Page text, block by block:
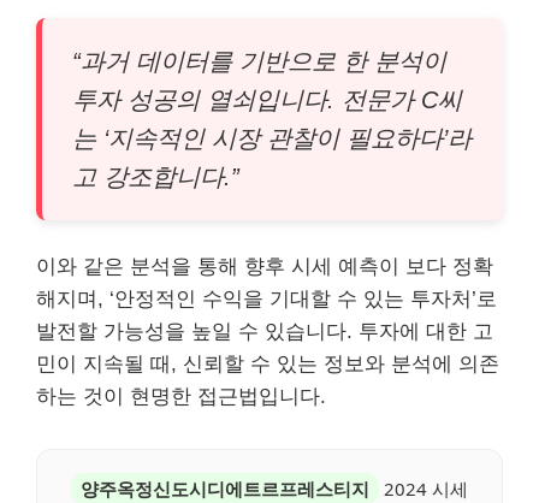
“과거 데이터를 기반으로 한 분석이
투자 성공의 열쇠입니다. 전문가 C씨
는 ‘지속적인 시장 관찰이 필요하다’라
고 강조합니다.”
이와 같은 분석을 통해 향후 시세 예측이 보다 정확
해지며, ‘안정적인 수익을 기대할 수 있는 투자처’로
발전할 가능성을 높일 수 있습니다. 투자에 대한 고
민이 지속될 때, 신뢰할 수 있는 정보와 분석에 의존
하는 것이 현명한 접근법입니다.
양주옥정신도시디에트르프레스티지
2024 시세